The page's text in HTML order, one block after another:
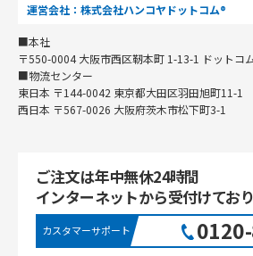
運営会社：株式会社ハンコヤドットコム®
■本社
〒550-0004 大阪市西区靭本町 1-13-1 ドットコ
■物流センター
東日本 〒144-0042 東京都大田区羽田旭町11-1
西日本 〒567-0026 大阪府茨木市松下町3-1
ご注文は年中無休24時間
インターネットから受付けてお
カスタマーサポート